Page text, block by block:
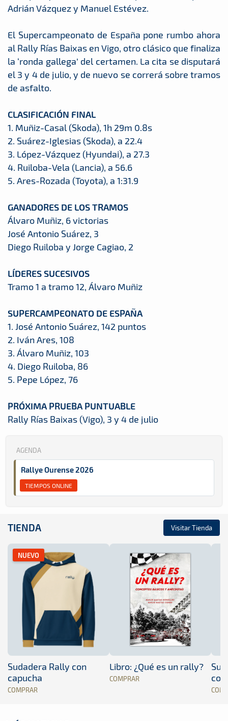
Adrián Vázquez y Manuel Estévez.
El Supercampeonato de España pone rumbo ahora
al Rally Rías Baixas en Vigo, otro clásico que finaliza
la ‘ronda gallega’ del certamen. La cita se disputará
el 3 y 4 de julio, y de nuevo se correrá sobre tramos
de asfalto.
CLASIFICACIÓN FINAL
1. Muñiz-Casal (Skoda), 1h 29m 0.8s
2. Suárez-Iglesias (Skoda), a 22.4
3. López-Vázquez (Hyundai), a 27.3
4. Ruiloba-Vela (Lancia), a 56.6
5. Ares-Rozada (Toyota), a 1:31.9
GANADORES DE LOS TRAMOS
Álvaro Muñiz, 6 victorias
José Antonio Suárez, 3
Diego Ruiloba y Jorge Cagiao, 2
LÍDERES SUCESIVOS
Tramo 1 a tramo 12, Álvaro Muñiz
SUPERCAMPEONATO DE ESPAÑA
1. José Antonio Suárez, 142 puntos
2. Iván Ares, 108
3. Álvaro Muñiz, 103
4. Diego Ruiloba, 86
5. Pepe López, 76
PRÓXIMA PRUEBA PUNTUABLE
Rally Rías Baixas (Vigo), 3 y 4 de julio
AGENDA
Rallye Ourense 2026
TIEMPOS ONLINE
TIENDA Visitar Tienda
NUEVO
Sudadera Rally con
capucha
COMPRAR
Libro: ¿Qué es un rally?
COMPRAR